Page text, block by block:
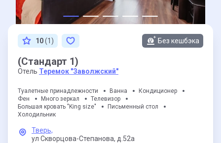
10(1) Без кешбэка
(Стандарт 1)
Отель Теремок "Заволжский"
Туалетные принадлежности Ванна
Кондиционер
Фен
Много зеркал
Телевизор
Большая кровать "King size"
Письменный стол
Холодильник
Тверь,
ул Скворцова-Степанова, д.52а